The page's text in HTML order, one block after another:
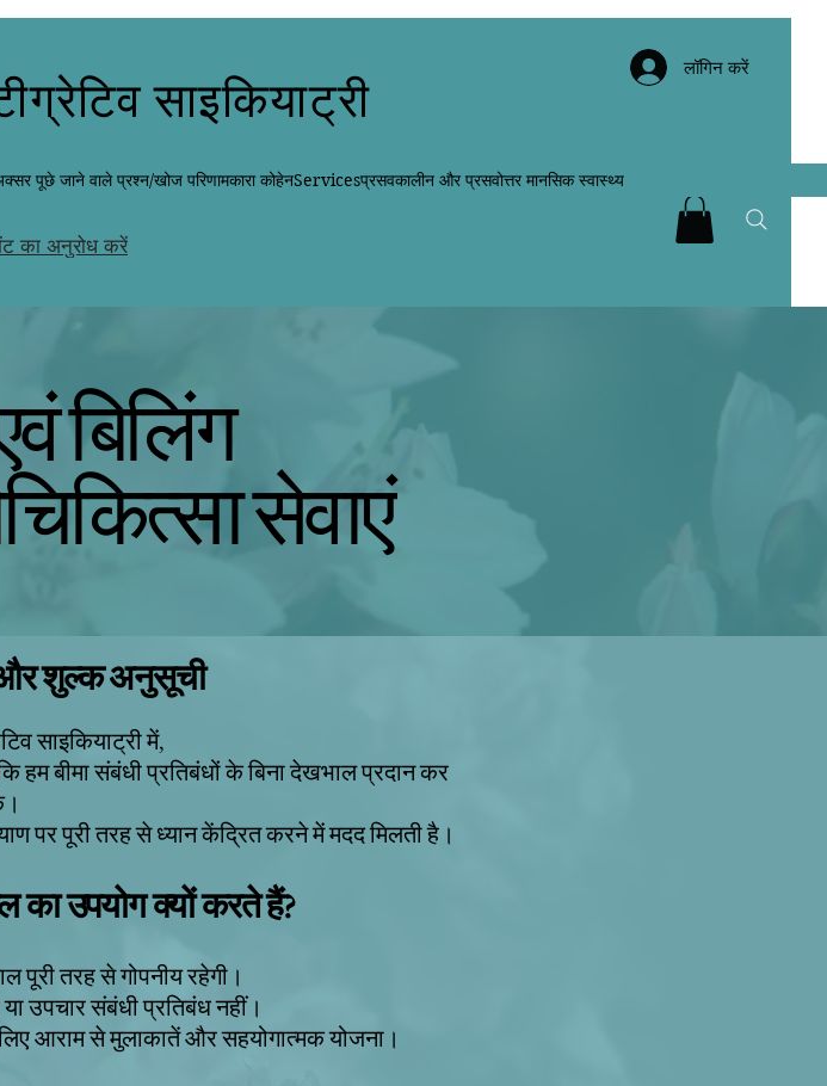
साइकियाट्री
का अनुरोध करें
लॉगिन करें
पूछे जाने वाले प्रश्न/खोज परिणामकारा कोहेनServicesप्रसवकालीन और प्रसवोत्तर मानसिक स्वास्थ्य
बिलिंग
सेवाएं
और शुल्क अनुसूची
साइकियाट्री में,
हम बीमा संबंधी प्रतिबंधों के बिना देखभाल प्रदान कर
पर पूरी तरह से ध्यान केंद्रित करने में मदद मिलती है।
का उपयोग क्यों करते हैं?
तरह से गोपनीय रहेगी।
उपचार संबंधी प्रतिबंध नहीं।
आराम से मुलाकातें और सहयोगात्मक योजना।